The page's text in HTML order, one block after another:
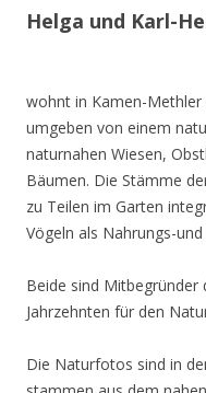
Helga und Karl-
wohnt in Kamen-
umgeben von einem
naturnahen Wiesen,
Bäumen. Die Stämme
zu Teilen im Garten
Vögeln als Nahrungs-
Beide sind Mitbegründer
Jahrzehnten für den
Die Naturfotos sind in